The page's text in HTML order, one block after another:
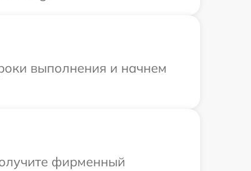
выполнения и начнем
фирменный